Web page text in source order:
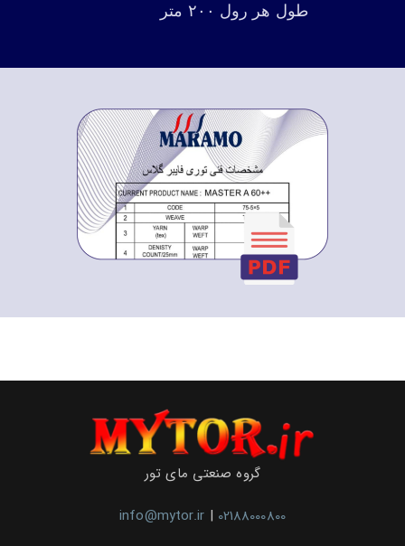
طول هر رول ۲۰۰ متر
گروه صنعتی مای تور
info@mytor.ir | 02188000800